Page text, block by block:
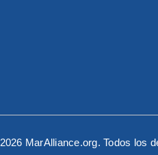
MarAlliance.org. Todos los